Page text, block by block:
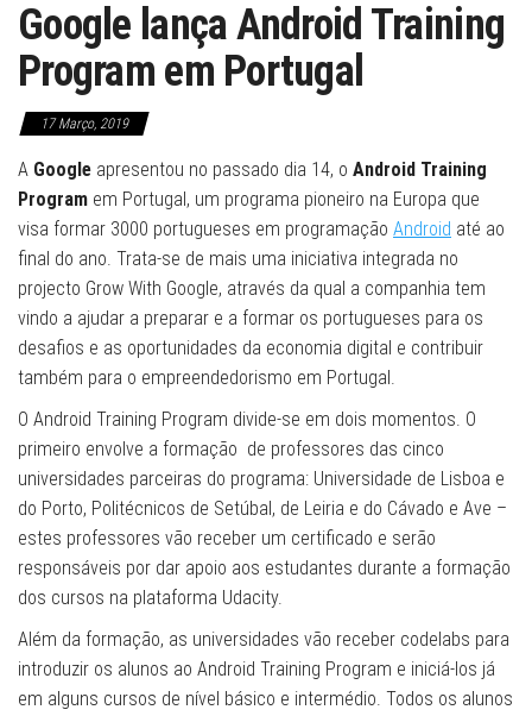
Google lança Android Training
Program em Portugal
17 Março, 2019
A Google apresentou no passado dia 14, o Android Training
Program em Portugal, um programa pioneiro na Europa que
visa formar 3000 portugueses em programação Android até ao
final do ano. Trata-se de mais uma iniciativa integrada no
projecto Grow With Google, através da qual a companhia tem
vindo a ajudar a preparar e a formar os portugueses para os
desafios e as oportunidades da economia digital e contribuir
também para o empreendedorismo em Portugal.
O Android Training Program divide-se em dois momentos. O
primeiro envolve a formação de professores das cinco
universidades parceiras do programa: Universidade de Lisboa e
do Porto, Politécnicos de Setúbal, de Leiria e do Cávado e Ave –
estes professores vão receber um certificado e serão
responsáveis por dar apoio aos estudantes durante a formação
dos cursos na plataforma Udacity.
Além da formação, as universidades vão receber codelabs para
introduzir os alunos ao Android Training Program e iniciá-los já
em alguns cursos de nível básico e intermédio. Todos os alunos